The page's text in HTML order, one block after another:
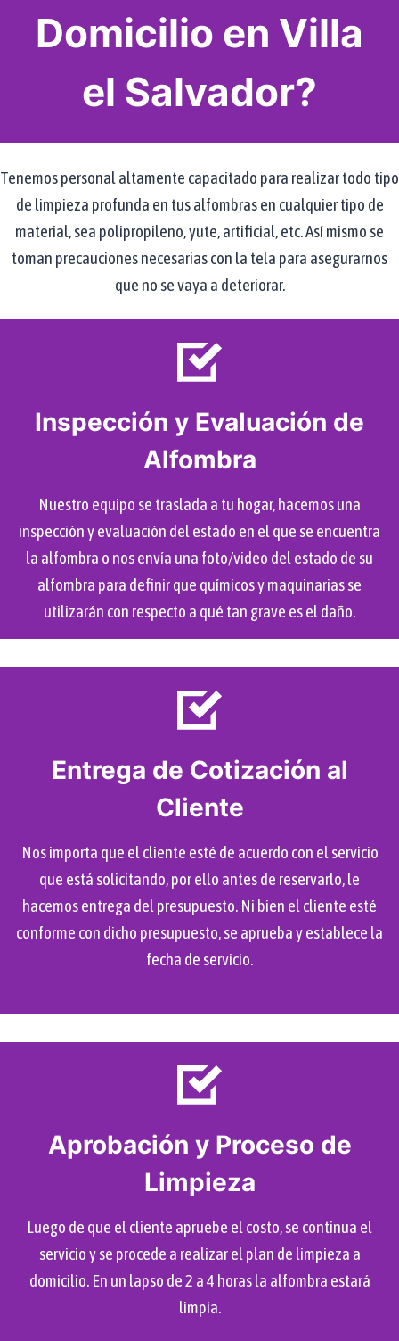
Domicilio en Villa
el Salvador?
Tenemos personal altamente capacitado para realizar todo tipo
de limpieza profunda en tus alfombras en cualquier tipo de
material, sea polipropileno, yute, artificial, etc. Así mismo se
toman precauciones necesarias con la tela para asegurarnos
que no se vaya a deteriorar.
Inspección y Evaluación de
Alfombra
Nuestro equipo se traslada a tu hogar, hacemos una
inspección y evaluación del estado en el que se encuentra
la alfombra o nos envía una foto/video del estado de su
alfombra para definir que químicos y maquinarias se
utilizarán con respecto a qué tan grave es el daño.
Entrega de Cotización al
Cliente
Nos importa que el cliente esté de acuerdo con el servicio
que está solicitando, por ello antes de reservarlo, le
hacemos entrega del presupuesto. Ni bien el cliente esté
conforme con dicho presupuesto, se aprueba y establece la
fecha de servicio.
Aprobación y Proceso de
Limpieza
Luego de que el cliente apruebe el costo, se continua el
servicio y se procede a realizar el plan de limpieza a
domicilio. En un lapso de 2 a 4 horas la alfombra estará
limpia.